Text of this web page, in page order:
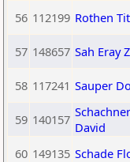
56 112199 Rothen
57 148657 Sah Eray
58 117241 Sauper
59 140157 Schachner
David
60 149135 Schade